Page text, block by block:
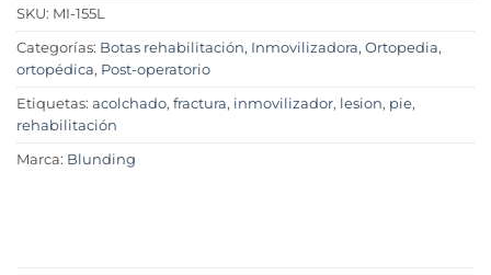
SKU: MI-155L
Categorías: Botas rehabilitación, Inmovilizadora, Ortopedia,
ortopédica, Post-operatorio
Etiquetas: acolchado, fractura, inmovilizador, lesion, pie,
rehabilitación
Marca: Blunding